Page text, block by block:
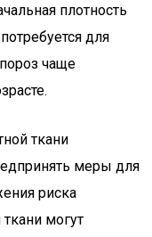
плотность
для
чаще
ткани
меры для
риска
могут